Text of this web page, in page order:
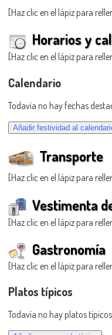
[Haz clic en el lápiz para
Horarios y
[Haz clic en el lápiz para
Calendario
Todavía no hay fechas
Transporte
[Haz clic en el lápiz para
Vestimenta
[Haz clic en el lápiz para
Gastronomía
[Haz clic en el lápiz para
Platos típicos
Todavía no hay platos